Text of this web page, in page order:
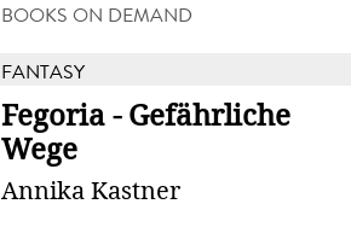
BOOKS ON DEMAND
FANTASY
Fegoria - Gefährliche
Wege
Annika Kastner